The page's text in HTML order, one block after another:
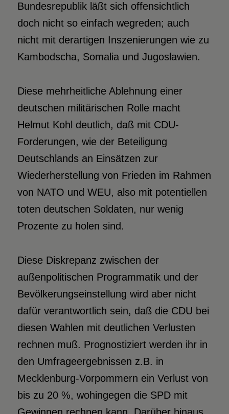
Bundesrepublik läßt sich offensichtlich
doch nicht so einfach wegreden; auch
nicht mit derartigen Inszenierungen wie zu
Kambodscha, Somalia und Jugoslawien.
Diese mehrheitliche Ablehnung einer
deutschen militärischen Rolle macht
Helmut Kohl deutlich, daß mit CDU-
Forderungen, wie der Beteiligung
Deutschlands an Einsätzen zur
Wiederherstellung von Frieden im Rahmen
von NATO und WEU, also mit potentiellen
toten deutschen Soldaten, nur wenig
Prozente zu holen sind.
Diese Diskrepanz zwischen der
außenpolitischen Programmatik und der
Bevölkerungseinstellung wird aber nicht
dafür verantwortlich sein, daß die CDU bei
diesen Wahlen mit deutlichen Verlusten
rechnen muß. Prognostiziert werden ihr in
den Umfrageergebnissen z.B. in
Mecklenburg-Vorpommern ein Verlust von
bis zu 20 %, wohingegen die SPD mit